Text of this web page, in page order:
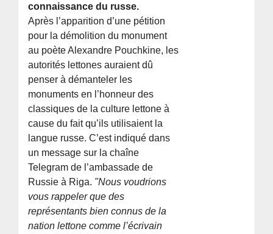
connaissance du russe.
Après l’apparition d’une pétition
pour la démolition du monument
au poète Alexandre Pouchkine, les
autorités lettones auraient dû
penser à démanteler les
monuments en l’honneur des
classiques de la culture lettone à
cause du fait qu’ils utilisaient la
langue russe. C’est indiqué dans
un message sur la chaîne
Telegram de l’ambassade de
Russie à Riga. "Nous voudrions
vous rappeler que des
représentants bien connus de la
nation lettone comme l’écrivain